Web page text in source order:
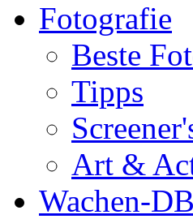
Fotografie
Beste
Tipps
Art &
Wachen-DB